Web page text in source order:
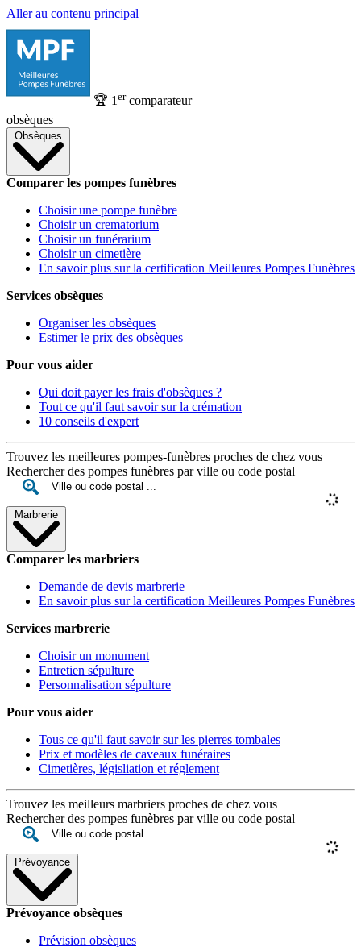
Aller au contenu principal
🏆 1 ercomparateur
obsèques
Obsèques
Comparer les pompes funèbres
Choisir une pompe funèbre
Choisir un crematorium
Choisir un funérarium
Choisir un cimetière
En savoir plus sur la certification Meilleures Pompes Funèbres
Services obsèques
Organiser les obsèques
Estimer le prix des obsèques
Pour vous aider
Qui doit payer les frais d'obsèques ?
Tout ce qu'il faut savoir sur la crémation
10 conseils d'expert
Trouvez les meilleures pompes-funèbres proches de chez vous
Rechercher des pompes funèbres par ville ou code postal
Marbrerie
Comparer les marbriers
Demande de devis marbrerie
En savoir plus sur la certification Meilleures Pompes Funèbres
Services marbrerie
Choisir un monument
Entretien sépulture
Personnalisation sépulture
Pour vous aider
Tous ce qu'il faut savoir sur les pierres tombales
Prix et modèles de caveaux funéraires
Cimetières, législiation et réglement
Trouvez les meilleurs marbriers proches de chez vous
Rechercher des pompes funèbres par ville ou code postal
Prévoyance
Prévoyance obsèques
Prévision obsèques